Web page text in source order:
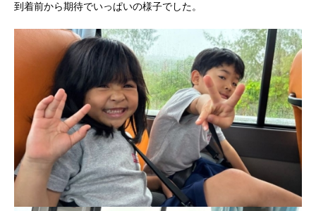
到着前から期待でいっぱいの様子でした。